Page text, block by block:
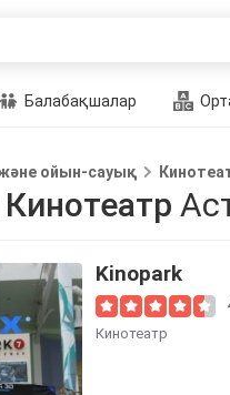
Балабақшалар
ойын-сауық
Kinopark
Кинотеатр